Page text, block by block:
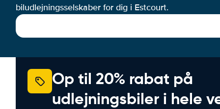
biludlejningsselskaber for dig i Estcourt.
Op til 20% rabat på
udlejningsbiler i hele